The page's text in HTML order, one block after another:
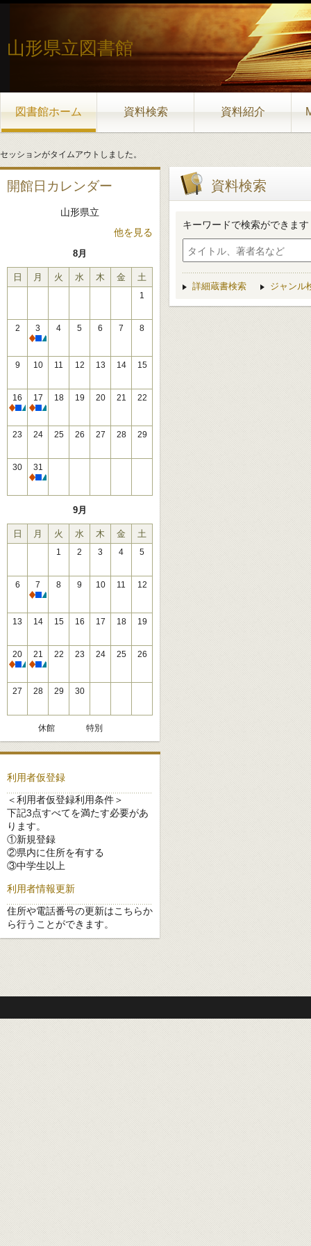
山形県立図書館
図書館ホーム 資料検索 資料紹介
セッションがタイムアウトしました。
開館日カレンダー
山形県立
他を見る
8月
日 月 火 水 木 金 土
1
2
3
休館
4 5 6 7 8
9 10 11 12 13 14 15
16
休館
17
休館
18 19 20 21 22
23 24 25 26 27 28 29
30
31
休館
9月
日 月 火 水 木 金 土
1 2 3 4 5
6
7
休館
8 9 10 11 12
13 14 15 16 17 18 19
20
休館
21
休館
22 23 24 25 26
27 28 29 30
休館 特別
利用者仮登録
＜利用者仮登録利用条件＞
下記3点すべてを満たす必要があ
ります。
①新規登録
②県内に住所を有する
③中学生以上
利用者情報更新
住所や電話番号の更新はこちらか
ら行うことができます。
資料検索
キーワードで検索ができます
詳細蔵書検索 ジャンル